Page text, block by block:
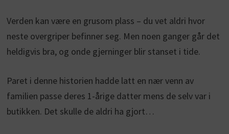
Verden kan være en grusom plass – du vet aldri hvor
neste overgriper befinner seg. Men noen ganger går det
heldigvis bra, og onde gjerninger blir stanset i tide.
Paret i denne historien hadde latt en nær venn av
familien passe deres 1-årige datter mens de selv var i
butikken. Det skulle de aldri ha gjort…